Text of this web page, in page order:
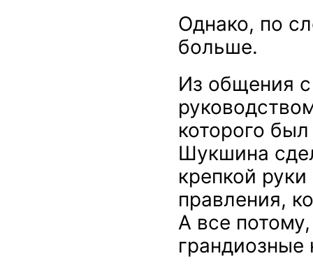
Однако, по
больше.
Из общения
которого
Шукшина
крепкой руки
правления,
А все